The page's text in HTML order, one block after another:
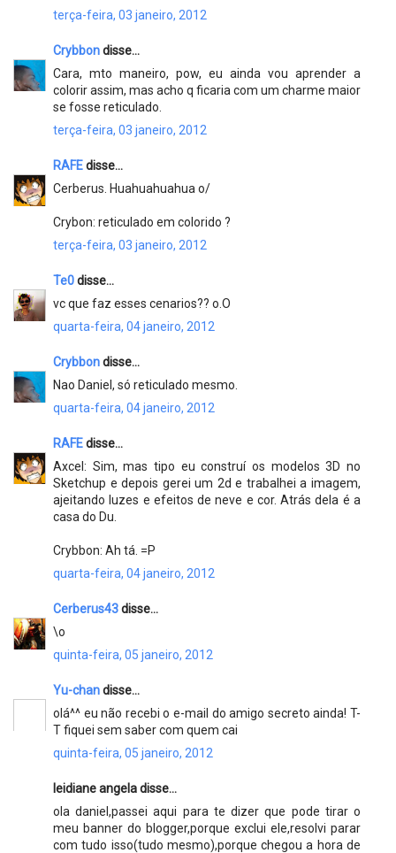
terça-feira, 03 janeiro, 2012
Crybbondisse...
Cara, mto maneiro, pow, eu ainda vou aprender a
colorir assim, mas acho q ficaria com um charme maior
se fosse reticulado.
terça-feira, 03 janeiro, 2012
RAFEdisse...
Cerberus. Huahuahuahua o/
Crybon: reticulado em colorido ?
terça-feira, 03 janeiro, 2012
Te0disse...
vc que faz esses cenarios?? o.O
quarta-feira, 04 janeiro, 2012
Crybbondisse...
Nao Daniel, só reticulado mesmo.
quarta-feira, 04 janeiro, 2012
RAFEdisse...
Axcel: Sim, mas tipo eu construí os modelos 3D no
Sketchup e depois gerei um 2d e trabalhei a imagem,
ajeitando luzes e efeitos de neve e cor. Atrás dela é a
casa do Du.
Crybbon: Ah tá. =P
quarta-feira, 04 janeiro, 2012
Cerberus43disse...
\o
quinta-feira, 05 janeiro, 2012
Yu-chandisse...
olá^^ eu não recebi o e-mail do amigo secreto ainda! T-
T fiquei sem saber com quem cai
quinta-feira, 05 janeiro, 2012
leidiane angela disse...
ola daniel,passei aqui para te dizer que pode tirar o
meu banner do blogger,porque exclui ele,resolvi parar
com tudo isso(tudo mesmo),porque chegou a hora de